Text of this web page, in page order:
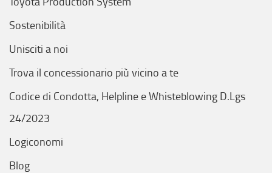
Sostenibilità
Unisciti a noi
Trova il concessionario più vicino a te
Codice di Condotta, Helpline e Whisteblowing D.Lgs
24/2023
Logiconomi
Blog